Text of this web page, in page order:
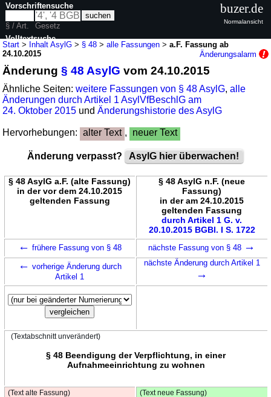
Start > Inhalt AsylG > § 48 >alle Fassungen >a.F. Fassung ab
24.10.2015
Änderungsalarm
Änderung§ 48 AsylG vom 24.10.2015
Ähnliche Seiten:weitere Fassungen von § 48 AsylG,alle
Änderungen durch Artikel 1 AsylVfBeschlG am
24. Oktober 2015 undÄnderungshistorie des AsylG
Hervorhebungen: alter Text , neuer Text
Änderung verpasst? AsylG hier überwachen!
§ 48 AsylG a.F. (alte Fassung)
in der vor dem 24.10.2015
geltenden Fassung
§ 48 AsylG n.F. (neue
Fassung)
in der am 24.10.2015
geltenden Fassung
durch Artikel 1 G. v.
20.10.2015 BGBl. I S. 1722
← frühere Fassung von § 48 nächste Fassung von § 48 →
← vorherige Änderung durch
Artikel 1
nächste Änderung durch Artikel 1
→
(Textabschnitt unverändert)
§ 48 Beendigung der Verpflichtung, in einer
Aufnahmeeinrichtung zu wohnen
(Text alte Fassung) (Text neue Fassung)
Vorschriftensuche
§ / Art.
Gesetz
Volltextsuche
buzer.de
Normalansicht